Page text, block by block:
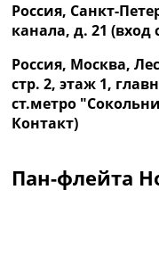
Россия, Санкт-
канала, д. 21
Россия, Москва,
стр. 2, этаж 1,
ст.метро
Контакт)
Пан-флейта